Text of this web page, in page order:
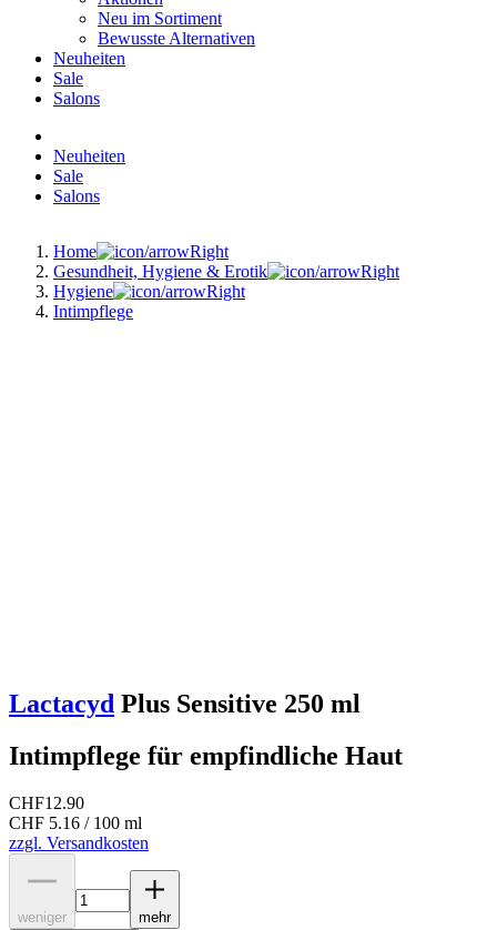
Neu im Sortiment
Bewusste Alternativen
Neuheiten
Sale
Salons
Neuheiten
Sale
Salons
Home
Gesundheit, Hygiene & Erotik
Hygiene
Intimpflege
Lactacyd Plus Sensitive 250 ml
Intimpflege für empfindliche Haut
CHF12.90
CHF 5.16 / 100 ml
zzgl. Versandkosten
weniger
mehr